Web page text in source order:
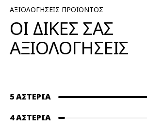
ΑΞΙΟΛΟΓΗΣΕΙΣ ΠΡΟΪΟΝΤΟΣ
ΟΙ ΔΙΚΕΣ ΣΑΣ
ΑΞΙΟΛΟΓΗΣΕΙΣ
5 ΑΣΤΈΡΙΑ
4 ΑΣΤΈΡΙΑ